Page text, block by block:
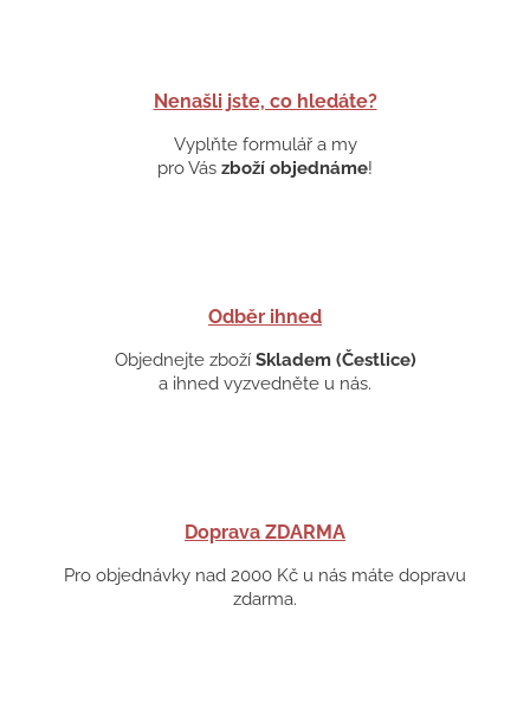
Nenašli jste, co hledáte?
Vyplňte formulář a my
pro Vás zboží objednáme!
Odběr ihned
Objednejte zboží Skladem (Čestlice)
a ihned vyzvedněte u nás.
Doprava ZDARMA
Pro objednávky nad 2000 Kč u nás máte dopravu
zdarma.